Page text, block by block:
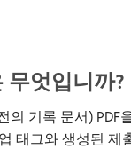
무엇입니까?
의 기록 문서)
태그와 생성된